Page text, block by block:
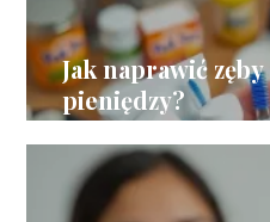
Jak naprawić
pieniędzy?